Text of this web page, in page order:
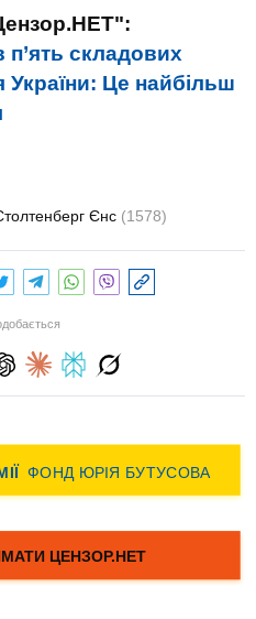
п’ять складових
Це найбільш
Єнс (1578)